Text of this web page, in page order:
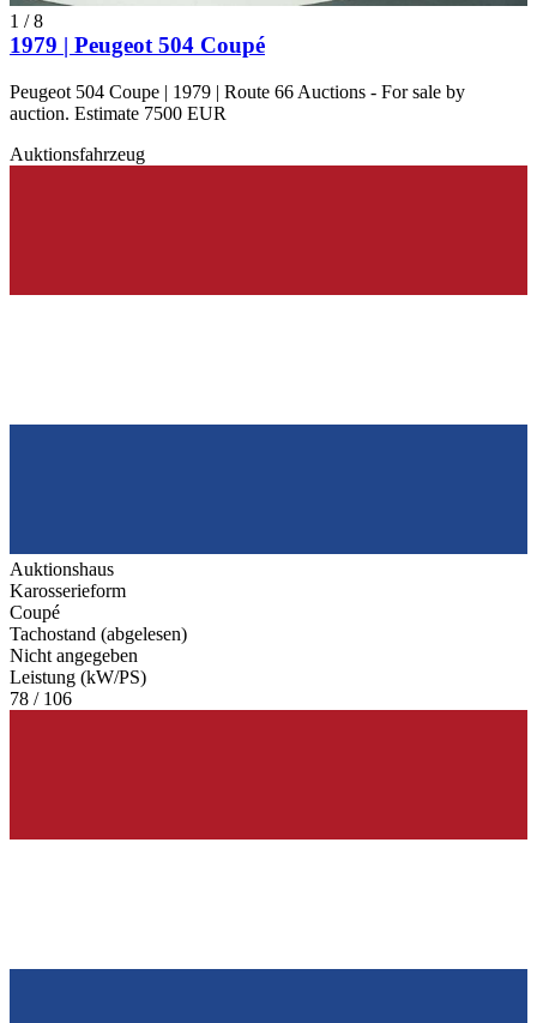
1 /8
1979 | Peugeot 504 Coupé
Peugeot 504 Coupe | 1979 | Route 66 Auctions - For sale by
auction. Estimate 7500 EUR
Auktionsfahrzeug
Auktionshaus
Karosserieform
Coupé
Tachostand (abgelesen)
Nicht angegeben
Leistung (kW/PS)
78 / 106